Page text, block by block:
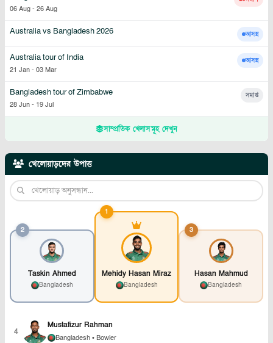
06 Aug - 26 Aug
Australia vs Bangladesh 2026 আসন্ন
Australia tour of India
21 Jan - 03 Mar
আসন্ন
Bangladesh tour of Zimbabwe
28 Jun - 19 Jul
সমাপ্ত
সাম্প্রতিক খেলাসমূহ দেখুন
খেলোয়াড়দের উপাত্ত
2
Taskin Ahmed
Bangladesh
1
Mehidy Hasan Miraz
Bangladesh
3
Hasan Mahmud
Bangladesh
4
Mustafizur Rahman
Bangladesh • Bowler